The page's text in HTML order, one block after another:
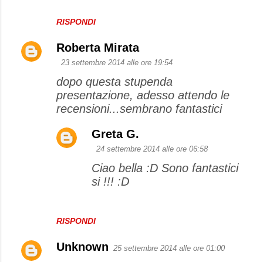
RISPONDI
Roberta Mirata
23 settembre 2014 alle ore 19:54
dopo questa stupenda
presentazione, adesso attendo le
recensioni...sembrano fantastici
RISPONDI
Greta G.
24 settembre 2014 alle ore 06:58
Ciao bella :D Sono fantastici
si !!! :D
Unknown 25 settembre 2014 alle ore 01:00